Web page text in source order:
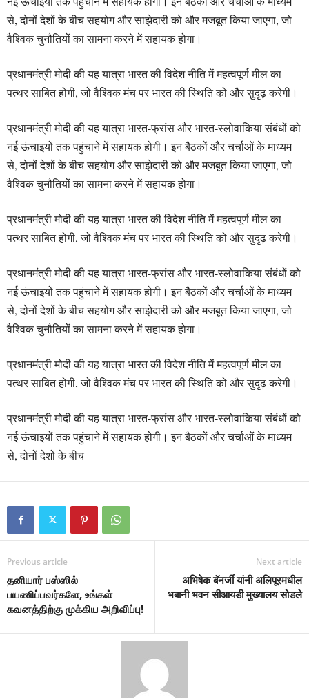
से, दोनों देशों के बीच सहयोग और साझेदारी को और मजबूत किया जाएगा, जो
वैश्विक चुनौतियों का सामना करने में सहायक होगा।
प्रधानमंत्री मोदी की यह यात्रा भारत की विदेश नीति में महत्वपूर्ण मील का
पत्थर साबित होगी, जो वैश्विक मंच पर भारत की स्थिति को और सुदृढ़ करेगी।
प्रधानमंत्री मोदी की यह यात्रा भारत-फ्रांस और भारत-स्लोवाकिया संबंधों को
नई ऊंचाइयों तक पहुंचाने में सहायक होगी। इन बैठकों और चर्चाओं के माध्यम
से, दोनों देशों के बीच सहयोग और साझेदारी को और मजबूत किया जाएगा, जो
वैश्विक चुनौतियों का सामना करने में सहायक होगा।
प्रधानमंत्री मोदी की यह यात्रा भारत की विदेश नीति में महत्वपूर्ण मील का
पत्थर साबित होगी, जो वैश्विक मंच पर भारत की स्थिति को और सुदृढ़ करेगी।
प्रधानमंत्री मोदी की यह यात्रा भारत-फ्रांस और भारत-स्लोवाकिया संबंधों को
नई ऊंचाइयों तक पहुंचाने में सहायक होगी। इन बैठकों और चर्चाओं के माध्यम
से, दोनों देशों के बीच सहयोग और साझेदारी को और मजबूत किया जाएगा, जो
वैश्विक चुनौतियों का सामना करने में सहायक होगा।
प्रधानमंत्री मोदी की यह यात्रा भारत की विदेश नीति में महत्वपूर्ण मील का
पत्थर साबित होगी, जो वैश्विक मंच पर भारत की स्थिति को और सुदृढ़ करेगी।
प्रधानमंत्री मोदी की यह यात्रा भारत-फ्रांस और भारत-स्लोवाकिया संबंधों को
नई ऊंचाइयों तक पहुंचाने में सहायक होगी। इन बैठकों और चर्चाओं के माध्यम
से, दोनों देशों के बीच
Previous article
தனியார் பஸ்ஸில்
பயணிப்பவர்களே, உங்கள்
கவனத்திற்கு முக்கிய அறிவிப்பு!
Next article
अभिषेक बॅनर्जी यांनी अलिपूरमधील
भबानी भवन सीआयडी मुख्यालय सोडले